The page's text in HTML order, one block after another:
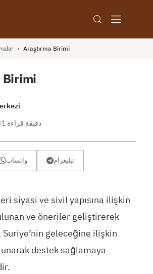
› Araştırma Birimi
Birimi
1 دقيقة قراءة
واتساب تيليغرام
siyasi ve sivil yapısına ilişkin
ve öneriler geliştirerek
Suriye’nin geleceğine ilişkin
destek sağlamaya